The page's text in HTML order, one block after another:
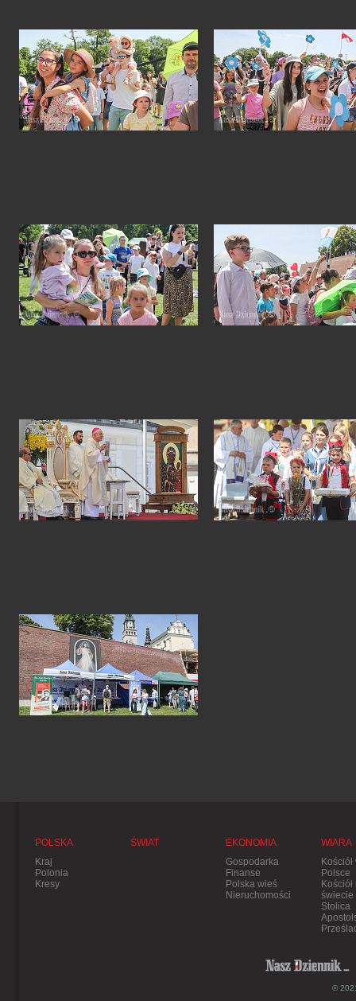
POLSKA
Kraj
Polonia
Kresy
ŚWIAT
EKONOMIA
Gospodarka
Finanse
Polska wieś
Nieruchomości
WIARA
Kościół
Polsce
Kościół
świecie
Stolica
©